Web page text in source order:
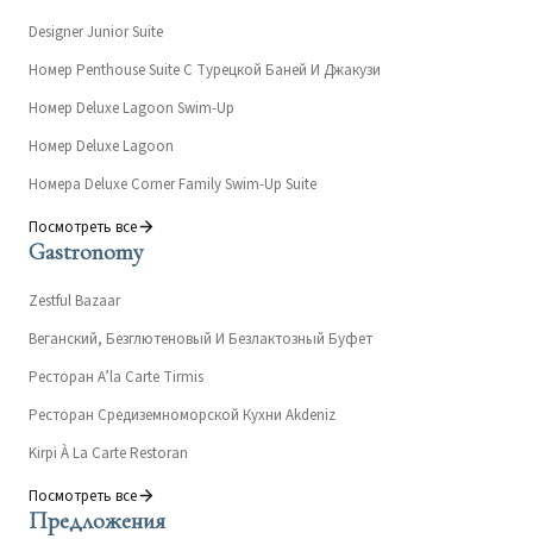
Designer Junior Suite
Номер Penthouse Suite С Турецкой Баней И Джакузи
Номер Deluxe Lagoon Swim-Up
Номер Deluxe Lagoon
Номера Deluxe Corner Family Swim-Up Suite
Посмотреть все
Gastronomy
Zestful Bazaar
Веганский, Безглютеновый И Безлактозный Буфет
Ресторан A’la Carte Tirmis
Ресторан Средиземноморской Кухни Akdeniz
Kirpi À La Carte Restoran
Посмотреть все
Предложения